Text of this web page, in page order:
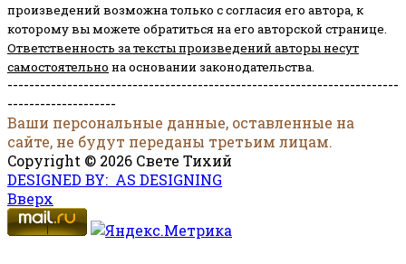
произведений возможна только с согласия его автора, к
которому вы можете обратиться на его авторской странице.
Ответственность за тексты произведений авторы несут
самостоятельно на основании законодательства.
------------------------------------------------------------------------
--------------------
Ваши персональные данные, оставленные на
сайте, не будут переданы третьим лицам.
Copyright © 2026 Свете Тихий
DESIGNED BY: AS DESIGNING
Вверх